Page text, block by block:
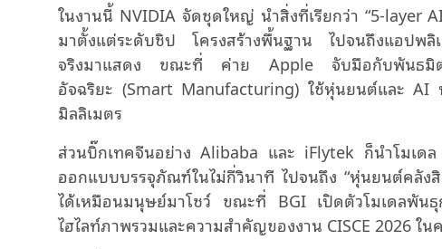
ในงานนี้ NVIDIA จัดชุดใหญ่ นำสิ่งที่เรียกว่า “5-layer
มาตั้งแต่ระดับชิป โครงสร้างพื้นฐาน ไปจนถึงแอปพลิเ
จริงมาแสดง ขณะที่ ค่าย Apple จับมือกับพันธมิตร
อัจฉริยะ (Smart Manufacturing) ใช้หุ่นยนต์และ AI
มิลลิเมตร
ส่วนบิ๊กเทคจีนอย่าง Alibaba และ iFlytek ก็นำโมเด
ออกแบบบรรจุภัณฑ์ในไม่กี่วินาที ไปจนถึง “หุ่นยนต์คลัง
ได้เหมือนมนุษย์มาโชว์ ขณะที่ BGI เปิดตัวโมเดลพัน
ไฮไลท์ภาพรวมและความสำคัญของงาน CISCE 2026 ใน